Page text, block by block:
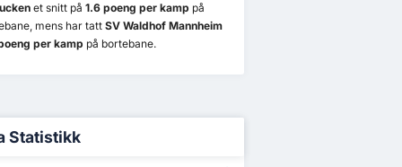
et snitt på 1.6 poeng per kamp på
mens har tatt SV Waldhof Mannheim
per kamp på bortebane.
Statistikk